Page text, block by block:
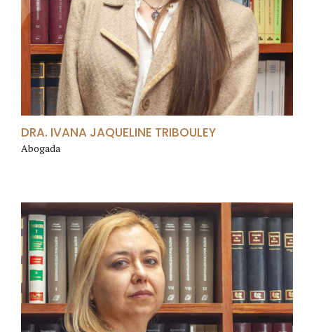
DRA. IVANA JAQUELINE TRIBOULEY
Abogada